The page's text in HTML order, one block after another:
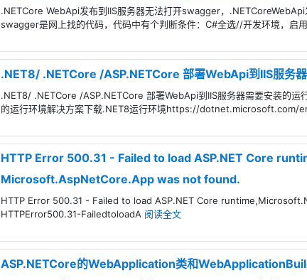
.NETCore WebApi发布到IIS服务器无法打开swagger，
swagger是网上找的代码，代码中有个判断条件：C#全选//开发环境，
.NET8/ .NETCore /ASP.NETCore 部署WebApi到IIS服务
.NET8/ .NETCore /ASP.NETCore 部署WebApi到IIS服务器需要安装的
的运行环境解决方案下载.NET8运行环境https://dotnet.microsoft.com/
HTTP Error 500.31 - Failed to load ASP.NET Core
Microsoft.AspNetCore.App was not found.
HTTP Error 500.31 - Failed to load ASP.NET Core
HTTPError500.31-FailedtoloadA 阅读全文
ASP.NETCore的WebApplication类和